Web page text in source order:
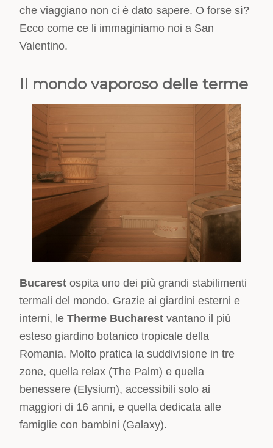
che viaggiano non ci è dato sapere. O forse sì?
Ecco come ce li immaginiamo noi a San
Valentino.
Il mondo vaporoso delle terme
Bucarest ospita uno dei più grandi stabilimenti
termali del mondo. Grazie ai giardini esterni e
interni, leTherme Bucharestvantano il più
esteso giardino botanico tropicale della
Romania. Molto pratica la suddivisione in tre
zone, quella relax (The Palm) e quella
benessere (Elysium), accessibili solo ai
maggiori di 16 anni, e quella dedicata alle
famiglie con bambini (Galaxy).